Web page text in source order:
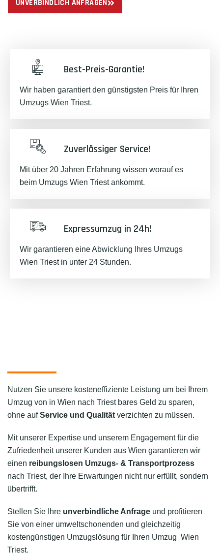
UNVERBINDLICH ANFRAGEN
Best-Preis-Garantie!
Wir haben garantiert den günstigsten Preis für Ihren
Umzugs Wien Triest.
Zuverlässiger Service!
Mit über 20 Jahren Erfahrung wissen worauf es
beim Umzugs Wien Triest ankommt.
Expressumzug in 24h!
Wir garantieren eine Abwicklung Ihres Umzugs
Wien Triest in unter 24 Stunden.
Nutzen Sie unsere kosteneffiziente Leistung um bei Ihrem
Umzug von in Wien nach Triest bares Geld zu sparen,
ohne aufService und Qualität verzichten zu müssen.
Mit unserer Expertise und unserem Engagement für die
Zufriedenheit unserer Kunden aus Wien garantieren wir
einen reibungslosen Umzugs- & Transportprozess
nach Triest, der Ihre Erwartungen nicht nur erfüllt, sondern
übertrifft.
Stellen Sie Ihre unverbindliche Anfrage und profitieren
Sie von einer umweltschonenden und gleichzeitig
kostengünstigen Umzugslösung für Ihren Umzug Wien
Triest.